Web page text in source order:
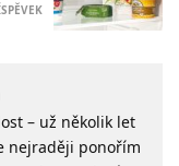
– už několik let
nejraději ponořím